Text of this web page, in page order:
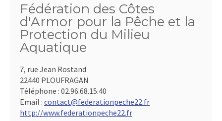
Fédération des Côtes
d'Armor pour la Pêche et la
Protection du Milieu
Aquatique
7, rue Jean Rostand
22440 PLOUFRAGAN
Téléphone : 02.96.68.15.40
Email : contact@federationpeche22.fr
http://www.federationpeche22.fr